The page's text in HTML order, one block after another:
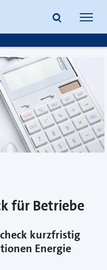
Suche
für Betriebe
kurzfristig
Energie